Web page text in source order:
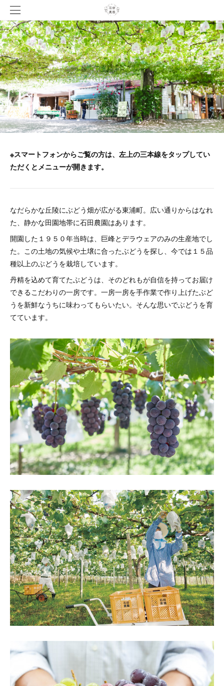
※スマートフォンからご覧の方は、左上の三本線をタップしてい
ただくとメニューが開きます。
なだらかな丘陵にぶどう畑が広がる東浦町。広い通りからはなれ
た、静かな田園地帯に石田農園はあります。
開園した１９５０年当時は、巨峰とデラウェアのみの生産地でし
た。この土地の気候や土壌に合ったぶどうを探し、今では１５品
種以上のぶどうを栽培しています。
丹精を込めて育てたぶどうは、そのどれもが自信を持ってお届け
できるこだわりの一房です。一房一房を手作業で作り上げたぶど
うを新鮮なうちに味わってもらいたい。そんな思いでぶどうを育
てています。